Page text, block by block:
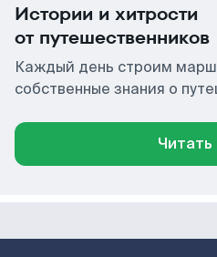
Истории и хитрости
от путешественников
Каждый день строим
собственные знания о
Читать